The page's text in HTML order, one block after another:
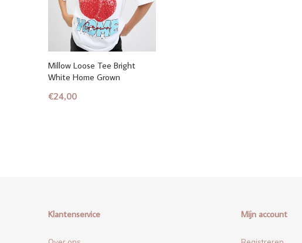
Millow Loose Tee Bright
White Home Grown
€24,00
Klantenservice Mijn account